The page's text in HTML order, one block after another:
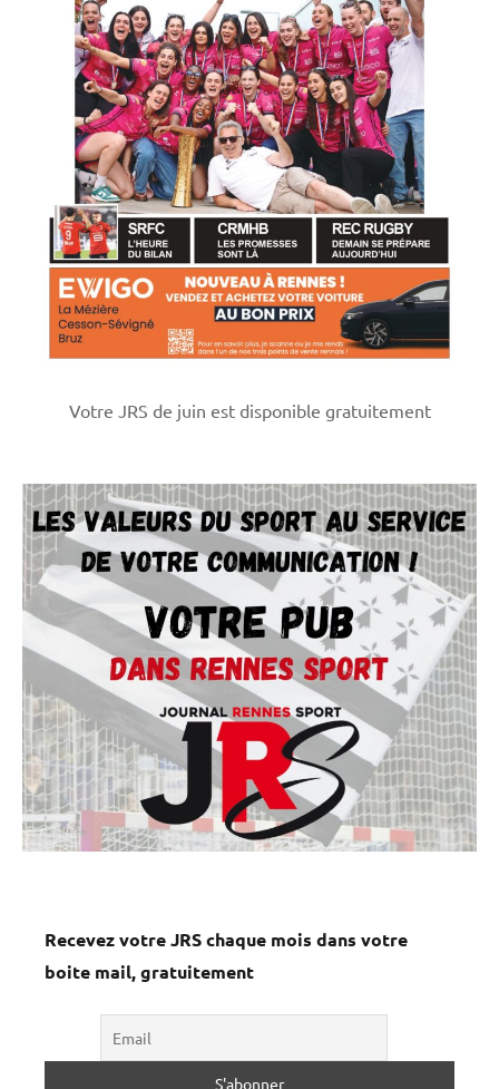
Votre JRS de juin est disponible gratuitement
Recevez votre JRS chaque mois dans votre
boite mail, gratuitement